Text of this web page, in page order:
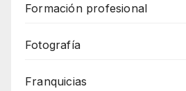
Formación profesional
Fotografía
Franquicias